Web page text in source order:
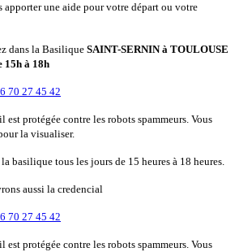
une aide pour votre départ ou votre
dans la Basilique SAINT-SERNIN à TOULOUSE
15h à 18h
70 27 45 42
est protégée contre les robots spammeurs. Vous
la visualiser.
basilique tous les jours de 15 heures à 18 heures.
aussi la credencial
70 27 45 42
est protégée contre les robots spammeurs. Vous